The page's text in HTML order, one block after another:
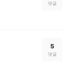
댓글
5
댓글